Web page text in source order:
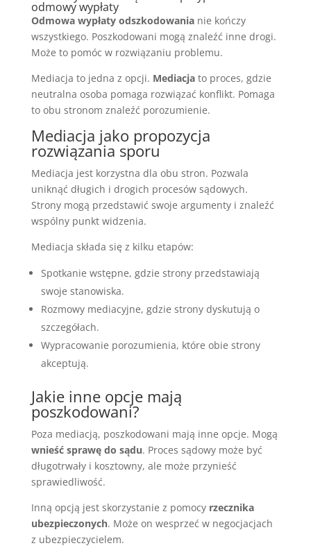
odmowy wypłaty
Odmowa wypłaty odszkodowanianie kończy
wszystkiego. Poszkodowani mogą znaleźć inne drogi.
Może to pomóc w rozwiązaniu problemu.
Mediacja to jedna z opcji. Mediacjato proces, gdzie
neutralna osoba pomaga rozwiązać konflikt. Pomaga
to obu stronom znaleźć porozumienie.
Mediacja jako propozycja
rozwiązania sporu
Mediacja jest korzystna dla obu stron. Pozwala
uniknąć długich i drogich procesów sądowych.
Strony mogą przedstawić swoje argumenty i znaleźć
wspólny punkt widzenia.
Mediacja składa się z kilku etapów:
Spotkanie wstępne, gdzie strony przedstawiają
swoje stanowiska.
Rozmowy mediacyjne, gdzie strony dyskutują o
szczegółach.
Wypracowanie porozumienia, które obie strony
akceptują.
Jakie inne opcje mają
poszkodowani?
Poza mediacją, poszkodowani mają inne opcje. Mogą
wnieść sprawę do sądu. Proces sądowy może być
długotrwały i kosztowny, ale może przynieść
sprawiedliwość.
Inną opcją jest skorzystanie z pomocy rzecznika
ubezpieczonych. Może on wesprzeć w negocjacjach
z ubezpieczycielem.